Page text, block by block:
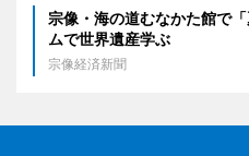
宗像・海の道むなかた館で
ムで世界遺産学ぶ
宗像経済新聞